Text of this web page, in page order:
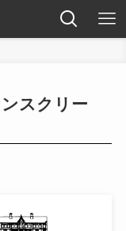
スクリー